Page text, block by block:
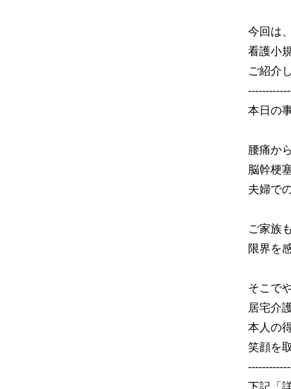
今回は
看護小
ご紹介
本日の
腰痛か
脳幹梗
夫婦で
ご家族
限界を
そこで
居宅介
本人の
笑顔を